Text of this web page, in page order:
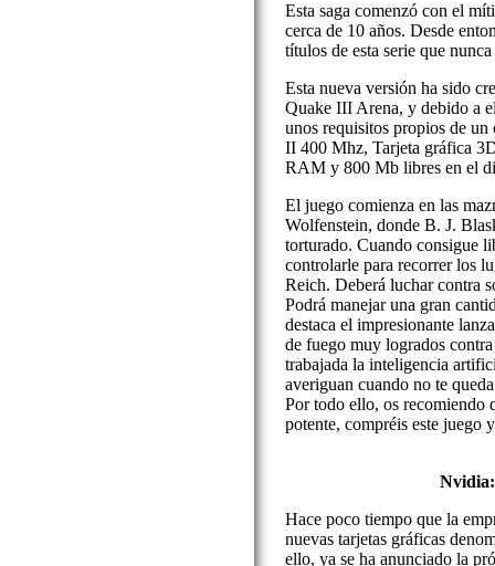
Esta saga comenzó con el
cerca de 10 años. Desde
títulos de esta serie que
Esta nueva versión ha sido
Quake III Arena, y debido a
unos requisitos propios de
II 400 Mhz, Tarjeta gráfica
RAM y 800 Mb libres en el
El juego comienza en las
Wolfenstein, donde B. J.
torturado. Cuando consigue
controlarle para recorrer los
Reich. Deberá luchar contra
Podrá manejar una gran
destaca el impresionante
de fuego muy logrados
trabajada la inteligencia
averiguan cuando no te
Por todo ello, os recomiendo
potente, compréis este juego
Hace poco tiempo que la
nuevas tarjetas gráficas
ello, ya se ha anunciado la